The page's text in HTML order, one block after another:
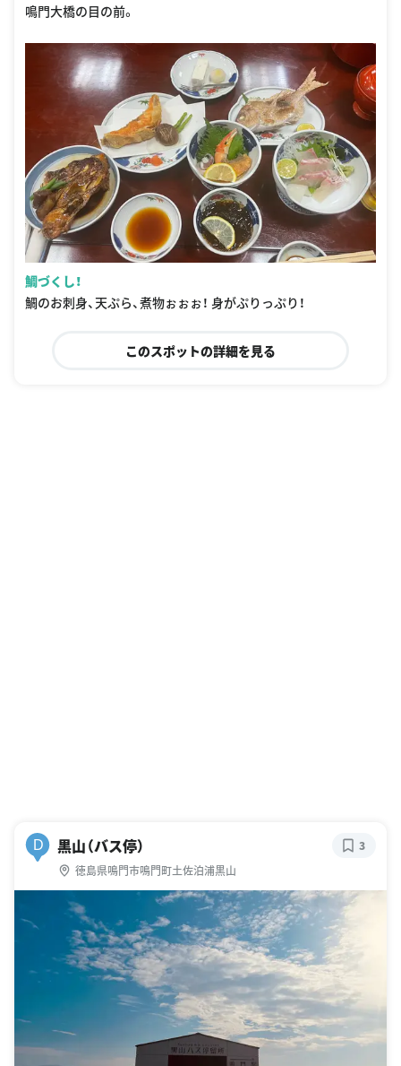
鳴門大橋の目の前。
鯛づくし！
鯛のお刺身、天ぷら、煮物ぉぉぉ！ 身がぷりっぷり！
このスポットの詳細を見る
D 黒山（バス停）
徳島県鳴門市鳴門町土佐泊浦黒山
3